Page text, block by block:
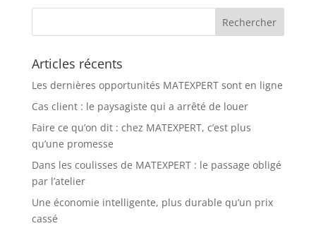
Articles récents
Les dernières opportunités MATEXPERT sont en ligne
Cas client : le paysagiste qui a arrêté de louer
Faire ce qu’on dit : chez MATEXPERT, c’est plus
qu’une promesse
Dans les coulisses de MATEXPERT : le passage obligé
par l’atelier
Une économie intelligente, plus durable qu’un prix
cassé